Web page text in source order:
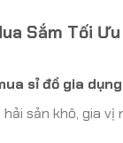
Sắm Tối
sỉ đồ gia
sản khô, gia vị